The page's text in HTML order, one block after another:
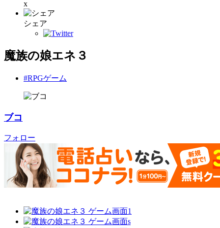
x
シェア
魔族の娘エネ３
#RPGゲーム
ブコ
フォロー